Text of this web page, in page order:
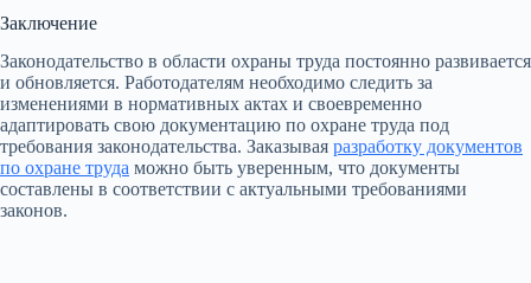
Заключение
Законодательство в области охраны труда постоянно развивается
и обновляется. Работодателям необходимо следить за
изменениями в нормативных актах и своевременно
адаптировать свою документацию по охране труда под
требования законодательства. Заказывая разработку документов
по охране труда можно быть уверенным, что документы
составлены в соответствии с актуальными требованиями
законов.